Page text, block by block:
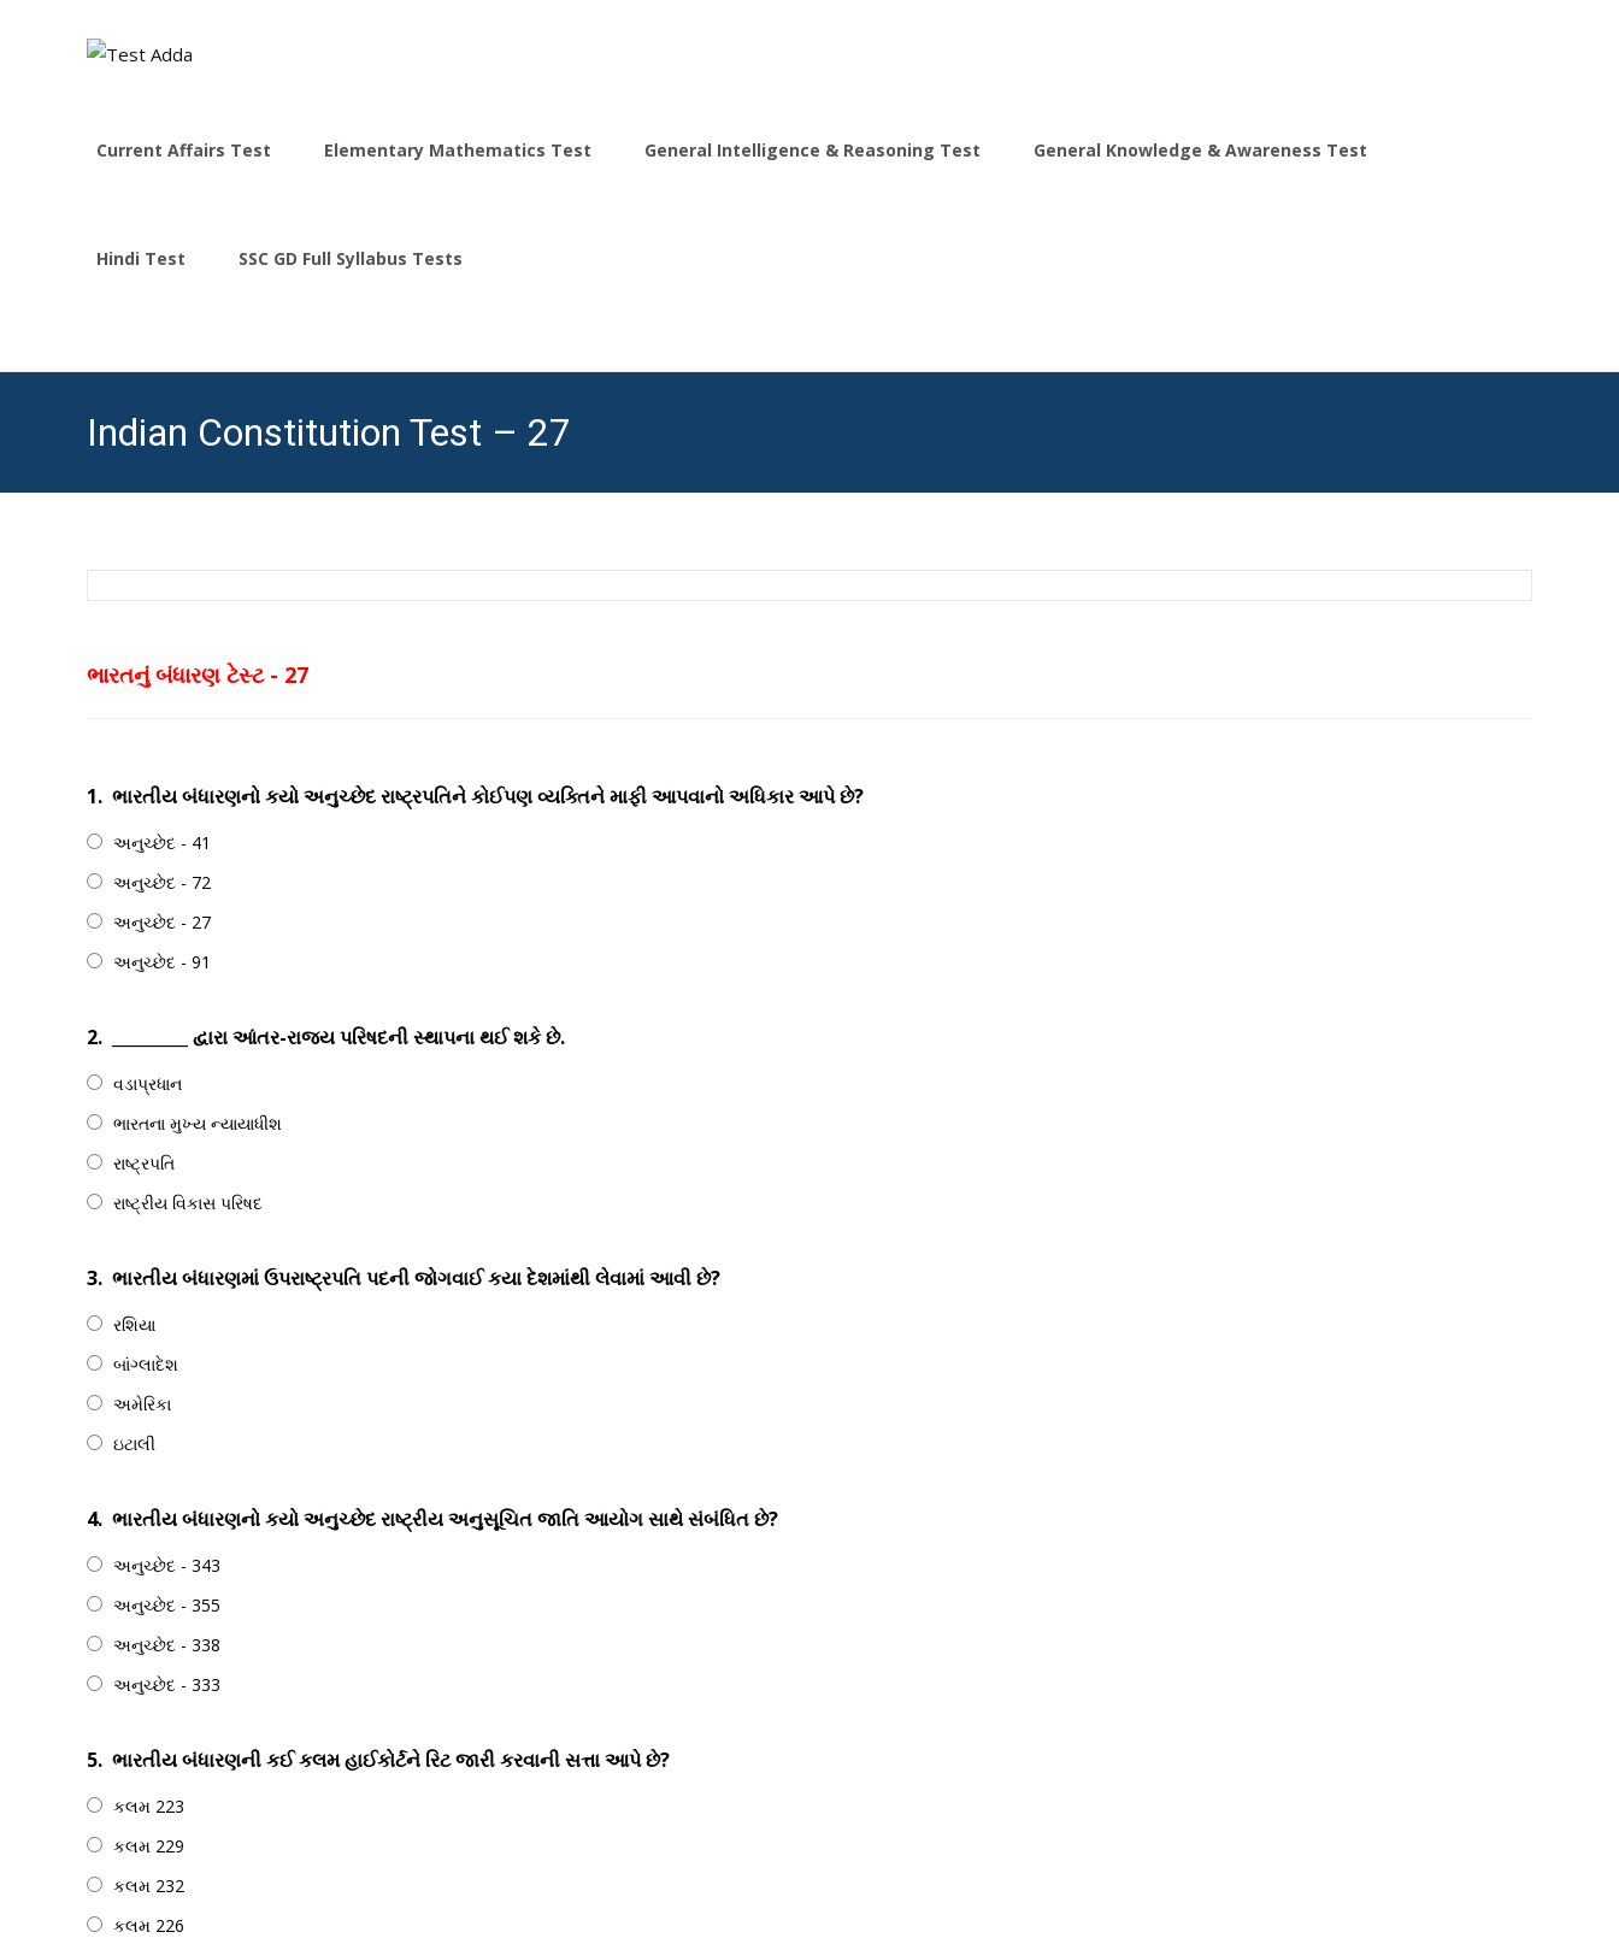
Current Affairs Test Elementary Mathematics Test General Intelligence & Reasoning Test General Knowledge & Awareness Test
Hindi Test SSC GD Full Syllabus Tests
Indian Constitution Test – 27
ભારતનું બંધારણ ટેસ્ટ - 27
1. ભારતીય બંધારણનો કયો અનુચ્છેદ રાષ્ટ્રપતિને કોઈપણ વ્યક્તિને માફી આપવાનો અધિકાર આપે છે?
અનુચ્છેદ - 41
અનુચ્છેદ - 72
અનુચ્છેદ - 27
અનુચ્છેદ - 91
2. _________ દ્વારા આંતર-રાજ્ય પરિષદની સ્થાપના થઈ શકે છે.
વડાપ્રધાન
ભારતના મુખ્ય ન્યાયાધીશ
રાષ્ટ્રપતિ
રાષ્ટ્રીય વિકાસ પરિષદ
3. ભારતીય બંધારણમાં ઉપરાષ્ટ્રપતિ પદની જોગવાઈ કયા દેશમાંથી લેવામાં આવી છે?
રશિયા
બાંગ્લાદેશ
અમેરિકા
ઇટાલી
4. ભારતીય બંધારણનો કયો અનુચ્છેદ રાષ્ટ્રીય અનુસૂચિત જાતિ આયોગ સાથે સંબંધિત છે?
અનુચ્છેદ - 343
અનુચ્છેદ - 355
અનુચ્છેદ - 338
અનુચ્છેદ - 333
5. ભારતીય બંધારણની કઈ કલમ હાઈકોર્ટને રિટ જારી કરવાની સત્તા આપે છે?
કલમ 223
કલમ 229
કલમ 232
કલમ 226